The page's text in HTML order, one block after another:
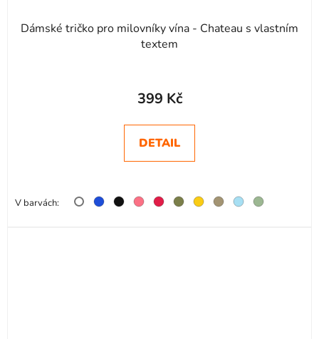
Dámské tričko pro milovníky vína - Chateau s vlastním
textem
399 Kč
DETAIL
V barvách: